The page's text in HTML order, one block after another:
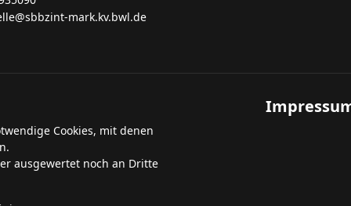
mark.kv.bwl.de
Cookies, mit denen
ausgewertet noch an Dritte